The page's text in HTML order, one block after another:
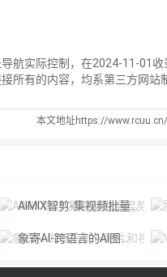
航实际控制，在2024-11-01收
所有的内容，均系第三方网站
本文地址https://
AIMIX智剪-集视频批量混剪、文案、字幕生成、语音合成等短视频运营功能于一
象寄AI-跨语言的AI图片和视频翻译工具